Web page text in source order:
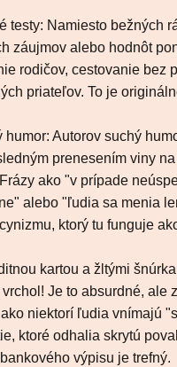
testy: Namiesto bežných
záujmov alebo hodnôt
rodičov, cestovanie bez
priateľov. To je
humor: Autorov suchý
prenesením viny
ako "v prípade
alebo "ľudia sa menia
ktorý tu funguje
kartou a žltými
Je to absurdné, ale
niektorí ľudia vnímajú
ktoré odhalia skrytú
výpisu je trefný.